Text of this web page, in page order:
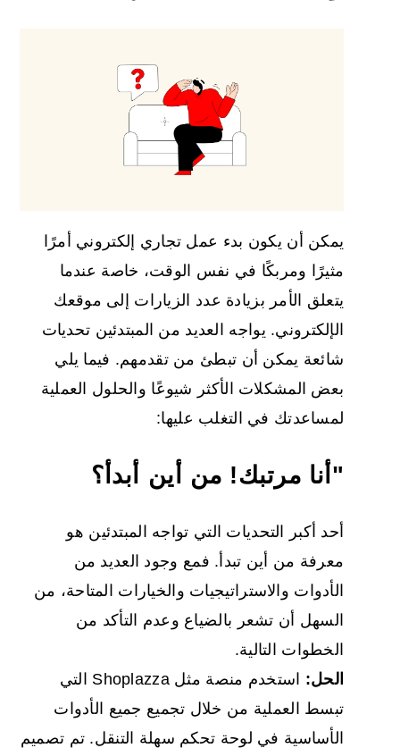
يمكن أن يكون بدء عمل تجاري إلكتروني أمرًا
مثيرًا ومربكًا في نفس الوقت، خاصة عندما
يتعلق الأمر بزيادة عدد الزيارات إلى موقعك
الإلكتروني. يواجه العديد من المبتدئين تحديات
شائعة يمكن أن تبطئ من تقدمهم. فيما يلي
بعض المشكلات الأكثر شيوعًا والحلول العملية
لمساعدتك في التغلب عليها:
"أنا مرتبك! من أين أبدأ؟
أحد أكبر التحديات التي تواجه المبتدئين هو
معرفة من أين تبدأ. فمع وجود العديد من
الأدوات والاستراتيجيات والخيارات المتاحة، من
السهل أن تشعر بالضياع وعدم التأكد من
الخطوات التالية.
الحل:
استخدم منصة مثل Shoplazza التي
تبسط العملية من خلال تجميع جميع الأدوات
الأساسية في لوحة تحكم سهلة التنقل. تم تصميم